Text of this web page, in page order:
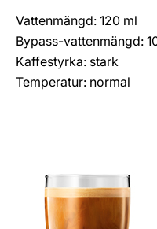
Vattenmängd: 120 ml
Bypass-vattenmängd:
Kaffestyrka: stark
Temperatur: normal